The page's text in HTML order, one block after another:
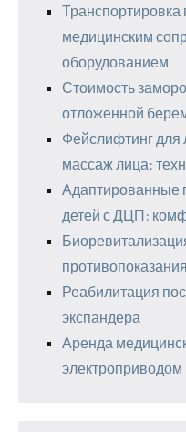
Транспортировка
медицинским
оборудованием
Стоимость
отложенной
Фейслифтинг для
массаж лица:
Адаптированные
детей с ДЦП:
противопоказания
Реабилитация
экспандера
Аренда
электроприводом